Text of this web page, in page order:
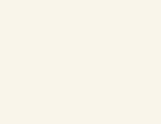
общества.